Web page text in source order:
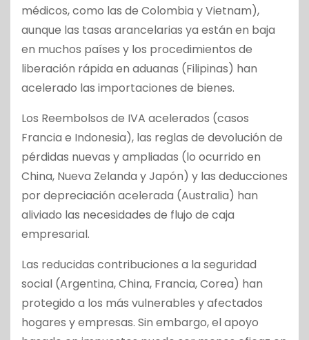
médicos, como las de Colombia y Vietnam),
aunque las tasas arancelarias ya están en baja
en muchos países y los procedimientos de
liberación rápida en aduanas (Filipinas) han
acelerado las importaciones de bienes.
Los Reembolsos de IVA acelerados (casos
Francia e Indonesia), las reglas de devolución de
pérdidas nuevas y ampliadas (lo ocurrido en
China, Nueva Zelanda y Japón) y las deducciones
por depreciación acelerada (Australia) han
aliviado las necesidades de flujo de caja
empresarial.
Las reducidas contribuciones a la seguridad
social (Argentina, China, Francia, Corea) han
protegido a los más vulnerables y afectados
hogares y empresas. Sin embargo, el apoyo